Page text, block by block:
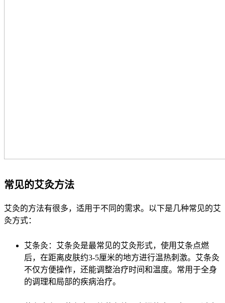
常见的艾灸方法
艾灸的方法有很多，适用于不同的需求。以下是几种常见的艾
灸方式：
艾条灸：艾条灸是最常见的艾灸形式，使用艾条点燃
后，在距离皮肤约3-5厘米的地方进行温热刺激。艾条灸
不仅方便操作，还能调整治疗时间和温度。常用于全身
的调理和局部的疾病治疗。